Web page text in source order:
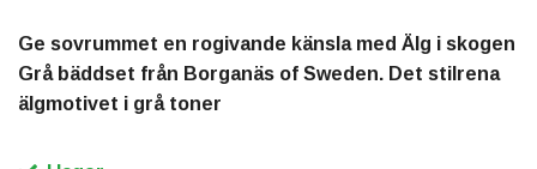
Ge sovrummet en rogivande känsla med Älg i skogen
Grå bäddset från Borganäs of Sweden. Det stilrena
älgmotivet i grå toner